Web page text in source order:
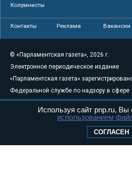
Колумнисты
Контакты Реклама Вакансии
© «Парламентская газета», 2026 г.
Электронное периодическое издание
«Парламентская газета»
Федеральной службе по надзору в сфере
связи, информационных технологий и
массовых коммуникаций (Роскомнадзор)
Свидетельство о регистрации Эл № ФС77-
Используя сайт pnp.ru, Вы
использованием
СОГЛАСЕН